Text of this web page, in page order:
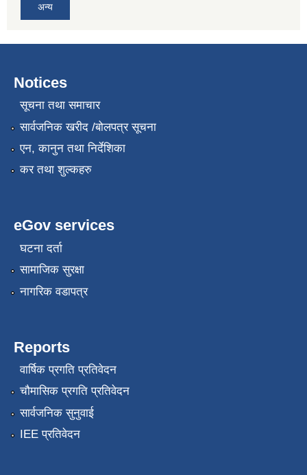
अन्य
Notices
सूचना तथा समाचार
सार्वजनिक खरीद /बोलपत्र सूचना
एन, कानुन तथा निर्देशिका
कर तथा शुल्कहरु
eGov services
घटना दर्ता
सामाजिक सुरक्षा
नागरिक वडापत्र
Reports
वार्षिक प्रगति प्रतिवेदन
चौमासिक प्रगति प्रतिवेदन
सार्वजनिक सुनुवाई
IEE प्रतिवेदन